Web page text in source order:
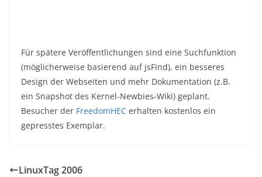
Für spätere Veröffentlichungen sind eine Suchfunktion
(möglicherweise basierend auf jsFind), ein besseres
Design der Webseiten und mehr Dokumentation (z.B.
ein Snapshot des Kernel-Newbies-Wiki) geplant.
Besucher der FreedomHEC erhalten kostenlos ein
gepresstes Exemplar.
LinuxTag 2006